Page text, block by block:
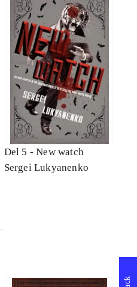
Del 5 -New watch
Sergei Lukyanenko